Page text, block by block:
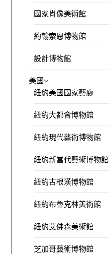
國家肖像美術館
約翰索恩博物館
設計博物館
美國
紐約美國國家藝廊
紐約大都會博物館
紐約現代藝術博物館
紐約新當代藝術博物館
紐約古根漢博物館
紐約布魯克林美術館
紐約艾佛森美術館
芝加哥藝術博物館